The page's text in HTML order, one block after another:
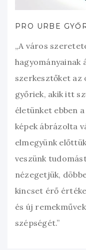
PRO URBE
„A város
hagyományainak
szerkesztőket az
győriek, akik itt
életünket ebben
képek ábrázolta
elmegyünk
veszünk
nézegetjük,
kincset érő
és új
szépségét.”